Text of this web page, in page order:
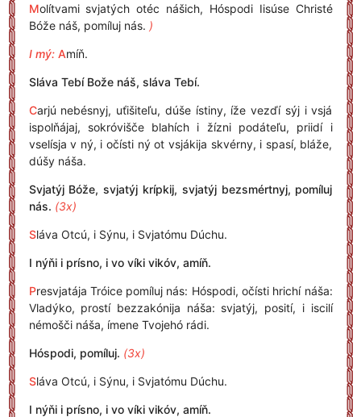
Molítvami svjatých otéc nášich, Hóspodi Iisúse Christé
Bóže náš, pomíluj nás. )
I mý: Amíň.
Sláva Tebí Bože náš, sláva Tebí.
Carjú nebésnyj, uťišiteľu, dúše ístiny, íže vezďí sýj i vsjá
ispolňájaj, sokróvišče blahích i žízni podáteľu, priidí i
vselísja v ný, i očísti ný ot vsjákija skvérny, i spasí, bláže,
dúšy náša.
Svjatýj Bóže, svjatýj krípkij, svjatýj bezsmértnyj, pomíluj
nás. (3x)
Sláva Otcú, i Sýnu, i Svjatómu Dúchu.
I nýňi i prísno, i vo víki vikóv, amíň.
Presvjatája Tróice pomíluj nás: Hóspodi, očísti hrichí náša:
Vladýko, prostí bezzakónija náša: svjatýj, posití, i iscilí
némošči náša, ímene Tvojehó rádi.
Hóspodi, pomíluj. (3x)
Sláva Otcú, i Sýnu, i Svjatómu Dúchu.
I nýňi i prísno, i vo víki vikóv, amíň.